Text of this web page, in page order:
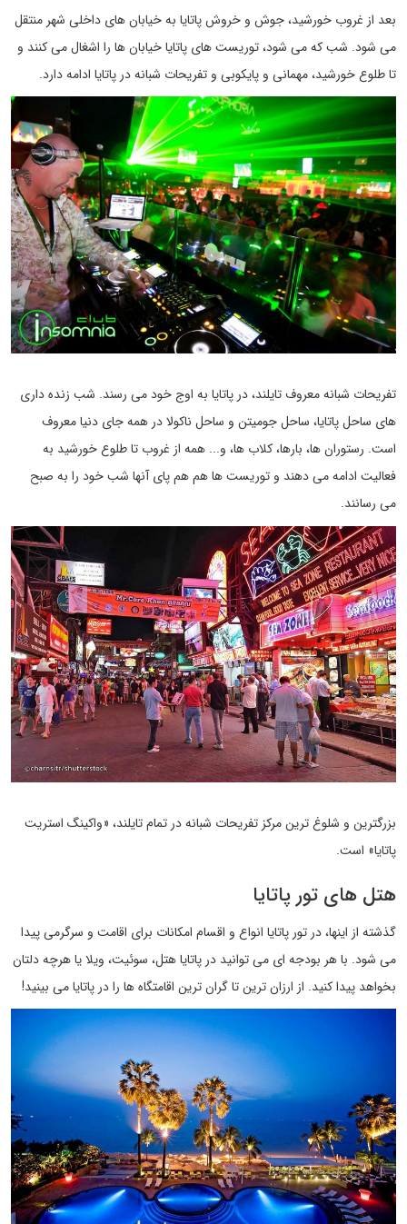
بعد از غروب خورشید، جوش و خروش پاتایا به خیابان های داخلی شهر منتقل
می شود. شب که می شود، توریست های پاتایا خیابان ها را اشغال می کنند و
تا طلوع خورشید، مهمانی و پایکوبی و تفریحات شبانه در پاتایا ادامه دارد.
تفریحات شبانه معروف تایلند، در پاتایا به اوج خود می رسند. شب زنده داری
های ساحل پاتایا، ساحل جومیتن و ساحل ناکولا در همه جای دنیا معروف
است. رستوران ها، بارها، کلاب ها، و... همه از غروب تا طلوع خورشید به
فعالیت ادامه می دهند و توریست ها هم هم پای آنها شب خود را به صبح
می رسانند.
بزرگترین و شلوغ ترین مرکز تفریحات شبانه در تمام تایلند، «واکینگ استریت
پاتایا» است.
هتل های تور پاتایا
گذشته از اینها، در تور پاتایا انواع و اقسام امکانات برای اقامت و سرگرمی پیدا
می شود. با هر بودجه ای می توانید در پاتایا هتل، سوئیت، ویلا یا هرچه دلتان
بخواهد پیدا کنید. از ارزان ترین تا گران ترین اقامتگاه ها را در پاتایا می بینید!